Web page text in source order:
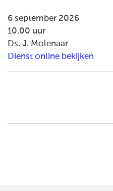
6 september 2026
10.00 uur
Ds. J. Molenaar
Dienst online bekijken